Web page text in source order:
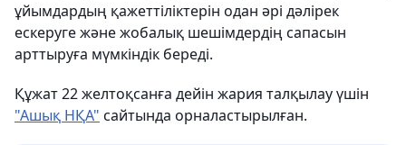
ұйымдардың қажеттіліктерін одан әрі дәлірек
ескеруге және жобалық шешімдердің сапасын
арттыруға мүмкіндік береді.
Құжат 22 желтоқсанға дейін жария талқылау үшін
"Ашық НҚА" сайтында орналастырылған.